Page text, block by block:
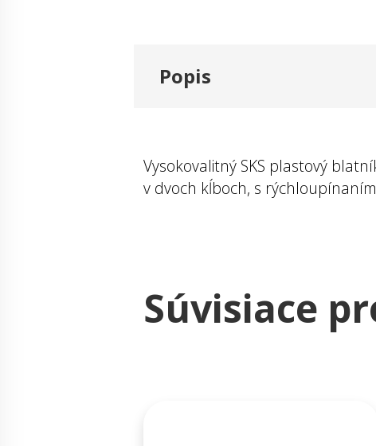
Popis
Vysokovalitný SKS plastový
v dvoch kĺboch, s
Súvisiace